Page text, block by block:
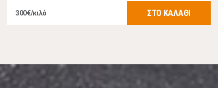
300€/κιλό ΣΤΟ ΚΑΛΑΘΙ